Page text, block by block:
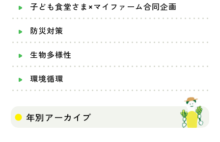
子ども食堂さま×マイファーム合同企画
防災対策
生物多様性
環境循環
年別アーカイブ